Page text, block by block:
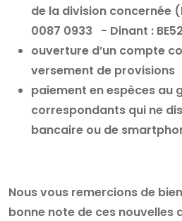
de la division concernée
0087 0933 - Dinant :
ouverture d’un compte
versement de provisions
paiement en espèces au
correspondants qui ne
bancaire ou de
Nous vous remercions de
bonne note de ces nouvelles